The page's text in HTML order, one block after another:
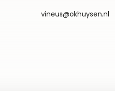
vineus@okhuysen.nl